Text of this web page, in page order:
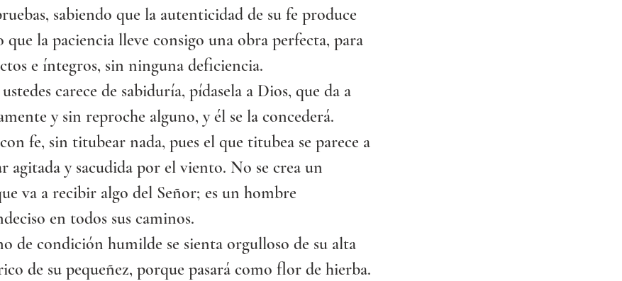
sabiendo que la autenticidad de su fe produce
que la paciencia lleve consigo una obra perfecta, para
e íntegros, sin ninguna deficiencia.
carece de sabiduría, pídasela a Dios, que da a
y sin reproche alguno, y él se la concederá.
fe, sin titubear nada, pues el que titubea se parece a
agitada y sacudida por el viento. No se crea un
va a recibir algo del Señor; es un hombre
en todos sus caminos.
de condición humilde se sienta orgulloso de su alta
de su pequeñez, porque pasará como flor de hierba.